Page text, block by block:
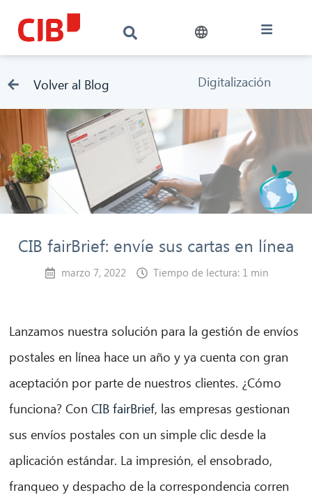
Volver al Blog Digitalización
CIB fairBrief: envíe sus cartas en línea
marzo 7, 2022 Tiempo de lectura: 1 min
Lanzamos nuestra solución para la gestión de envíos
postales en línea hace un año y ya cuenta con gran
aceptación por parte de nuestros clientes. ¿Cómo
funciona? ConCIB fairBrief, las empresas gestionan
sus envíos postales con un simple clic desde la
aplicación estándar. La impresión, el ensobrado,
franqueo y despacho de la correspondencia corren